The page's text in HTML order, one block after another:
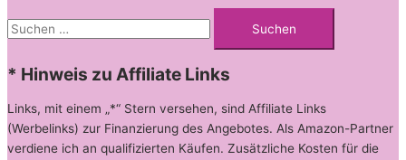
Suchen
nach:
* Hinweis zu Affiliate Links
Links, mit einem „*“ Stern versehen, sind Affiliate Links
(Werbelinks) zur Finanzierung des Angebotes. Als Amazon-Partner
verdiene ich an qualifizierten Käufen. Zusätzliche Kosten für die